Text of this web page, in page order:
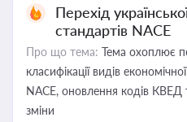
Перехід
стандартів NACE
Про що тема: Тема охоплює
класифікації видів
NACE, оновлення кодів КВЕД
зміни